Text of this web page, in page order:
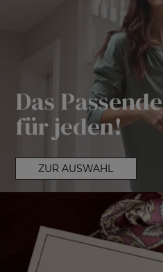
Das Passende
für jeden!
ZUR AUSWAHL